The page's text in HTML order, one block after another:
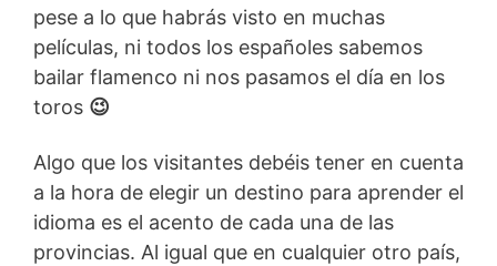
pese a lo que habrás visto en muchas
películas, ni todos los españoles sabemos
bailar flamenco ni nos pasamos el día en los
toros 😉
Algo que los visitantes debéis tener en cuenta
a la hora de elegir un destino para aprender el
idioma es el acento de cada una de las
provincias. Al igual que en cualquier otro país,